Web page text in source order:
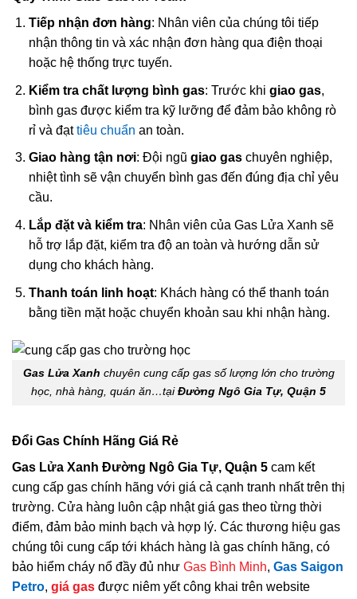
Tiếp nhận đơn hàng: Nhân viên của chúng tôi tiếp
nhận thông tin và xác nhận đơn hàng qua điện thoại
hoặc hệ thống trực tuyến.
Kiểm tra chất lượng bình gas: Trước khi giao gas,
bình gas được kiểm tra kỹ lưỡng để đảm bảo không rò
rỉ và đạttiêu chuẩn an toàn.
Giao hàng tận nơi: Đội ngũ giao gaschuyên nghiệp,
nhiệt tình sẽ vận chuyển bình gas đến đúng địa chỉ yêu
cầu.
Lắp đặt và kiểm tra: Nhân viên của Gas Lửa Xanh sẽ
hỗ trợ lắp đặt, kiểm tra độ an toàn và hướng dẫn sử
dụng cho khách hàng.
Thanh toán linh hoạt: Khách hàng có thể thanh toán
bằng tiền mặt hoặc chuyển khoản sau khi nhận hàng.
Gas Lửa Xanh chuyên cung cấp gas số lượng lớn cho trường
học, nhà hàng, quán ăn…tạiĐường Ngô Gia Tự, Quận 5
Đổi Gas Chính Hãng Giá Rẻ
Gas Lửa Xanh Đường Ngô Gia Tự, Quận 5 cam kết
cung cấp gas chính hãng với giá cả cạnh tranh nhất trên thị
trường. Cửa hàng luôn cập nhật giá gas theo từng thời
điểm, đảm bảo minh bạch và hợp lý. Các thương hiệu gas
chúng tôi cung cấp tới khách hàng là gas chính hãng, có
bảo hiểm cháy nổ đầy đủ như Gas Bình Minh, Gas Saigon
Petro, giá gas được niêm yết công khai trên website